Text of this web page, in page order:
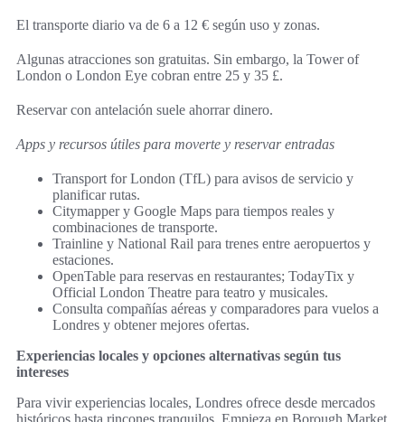
El transporte diario va de 6 a 12 € según uso y zonas.
Algunas atracciones son gratuitas. Sin embargo, la Tower of
London o London Eye cobran entre 25 y 35 £.
Reservar con antelación suele ahorrar dinero.
Apps y recursos útiles para moverte y reservar entradas
Transport for London (TfL) para avisos de servicio y
planificar rutas.
Citymapper y Google Maps para tiempos reales y
combinaciones de transporte.
Trainline y National Rail para trenes entre aeropuertos y
estaciones.
OpenTable para reservas en restaurantes; TodayTix y
Official London Theatre para teatro y musicales.
Consulta compañías aéreas y comparadores para vuelos a
Londres y obtener mejores ofertas.
Experiencias locales y opciones alternativas según tus
intereses
Para vivir experiencias locales, Londres ofrece desde mercados